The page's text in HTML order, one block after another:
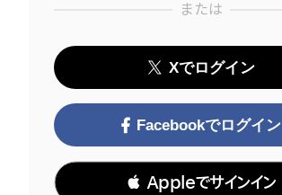
または
Xでログイン
Facebookでログイン
 Appleでサインイン